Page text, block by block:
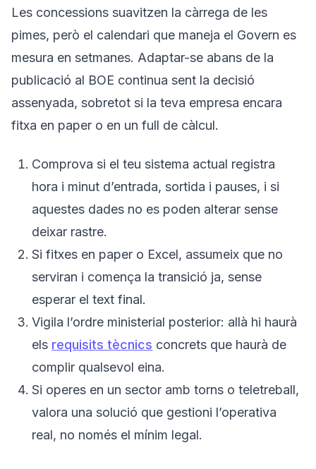
Les concessions suavitzen la càrrega de les
pimes, però el calendari que maneja el Govern es
mesura en setmanes. Adaptar-se abans de la
publicació al BOE continua sent la decisió
assenyada, sobretot si la teva empresa encara
fitxa en paper o en un full de càlcul.
Comprova si el teu sistema actual registra
hora i minut d’entrada, sortida i pauses, i si
aquestes dades no es poden alterar sense
deixar rastre.
Si fitxes en paper o Excel, assumeix que no
serviran i comença la transició ja, sense
esperar el text final.
Vigila l’ordre ministerial posterior: allà hi haurà
els requisits tècnics concrets que haurà de
complir qualsevol eina.
Si operes en un sector amb torns o teletreball,
valora una solució que gestioni l’operativa
real, no només el mínim legal.